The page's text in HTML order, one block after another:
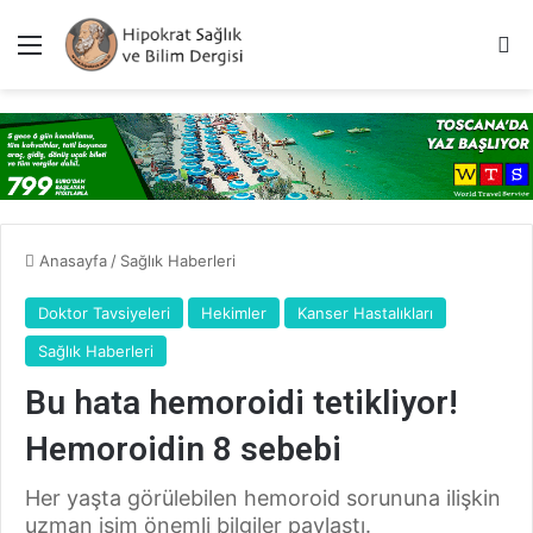
Menü
Anasayfa / Sağlık Haberleri
Doktor Tavsiyeleri Hekimler
Kanser Hastalıkları
Sağlık Haberleri
Bu hata hemoroidi tetikliyor!
Hemoroidin 8 sebebi
Her yaşta görülebilen hemoroid sorununa ilişkin
uzman isim önemli bilgiler paylaştı.